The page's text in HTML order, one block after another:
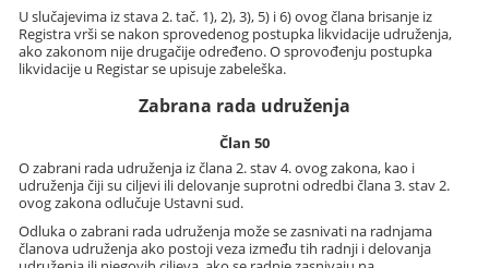
U slučajevima iz stava 2. tač. 1), 2), 3), 5) i 6) ovog člana brisanje iz
Registra vrši se nakon sprovedenog postupka likvidacije udruženja,
ako zakonom nije drugačije određeno. O sprovođenju postupka
likvidacije u Registar se upisuje zabeleška.
Zabrana rada udruženja
Član 50
O zabrani rada udruženja iz člana 2. stav 4. ovog zakona, kao i
udruženja čiji su ciljevi ili delovanje suprotni odredbi člana 3. stav 2.
ovog zakona odlučuje Ustavni sud.
Odluka o zabrani rada udruženja može se zasnivati na radnjama
članova udruženja ako postoji veza između tih radnji i delovanja